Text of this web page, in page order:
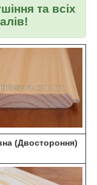
та всіх
(Двостороння)